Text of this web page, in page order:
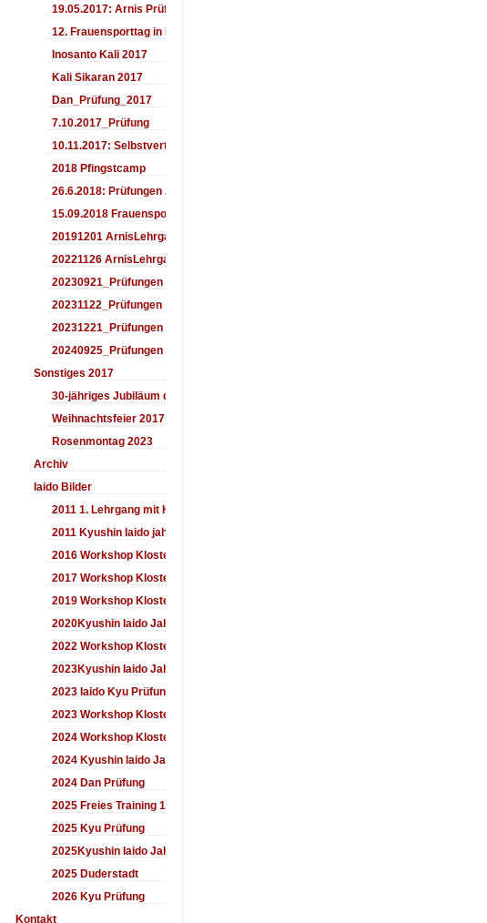
19.05.2017: Arnis Prüfung
12. Frauensporttag in Langenhagen 2017
Inosanto Kali 2017
Kali Sikaran 2017
Dan_Prüfung_2017
7.10.2017_Prüfung
10.11.2017: Selbstverteidigung für Kinder
2018 Pfingstcamp
26.6.2018: Prüfungen Arnis
15.09.2018 Frauensporttag
20191201 ArnisLehrgang
20221126 ArnisLehrgang
20230921_Prüfungen
20231122_Prüfungen
20231221_Prüfungen
20240925_Prüfungen
Sonstiges 2017
30-jähriges Jubiläum des Aiki-Dojo's 2017
Weihnachtsfeier 2017
Rosenmontag 2023
Archiv
Iaido Bilder
2011 1. Lehrgang mit Headmaster Ralf Gumpfer
2011 Kyushin Iaido jahrestreffen
2016 Workshop Kloster Duderstadt
2017 Workshop Kloster Duderstadt
2019 Workshop Kloster Duderstadt
2020Kyushin Iaido Jahrestreffen
2022 Workshop Kloster Duderstadt
2023Kyushin Iaido Jahrestreffen
2023 Iaido Kyu Prüfung
2023 Workshop Kloster Duderstadt
2024 Workshop Kloster Duderstadt
2024 Kyushin Iaido Jahrestreffen
2024 Dan Prüfung
2025 Freies Training 17:00-18:00 Uhr
2025 Kyu Prüfung
2025Kyushin Iaido Jahrestreffen
2025 Duderstadt
2026 Kyu Prüfung
Kontakt